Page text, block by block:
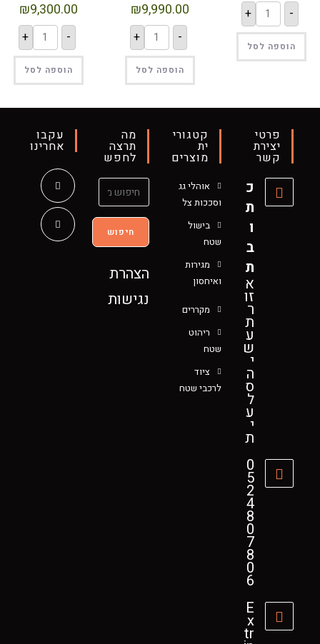
הוספה לסל
₪9,990.00
הוספה לסל
₪9,300.00
הוספה לסל
פרטי
יצירת
קשר
כ
ת
ב
ת
א
זו
ת
ע
ש
ה
ס
ל
ע
ת
0
5
2
4
8
0
7
8
0
6
E
x
tr
קטגורי
ית
מוצרים
אוהלי גג
וסככות צל
בישול
שטח
מגירות
ואיחסון
מקררים
ריהוט
שטח
ציוד
לרכבי שטח
מה
תרצה
לחפש
חיפוש
הצהרת
נגישות
עקבו
אחרינו